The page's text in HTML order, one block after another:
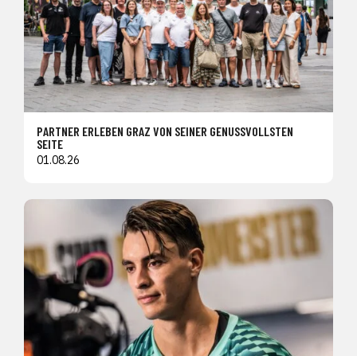
PARTNER ERLEBEN GRAZ VON SEINER GENUSSVOLLSTEN
SEITE
01.08.26